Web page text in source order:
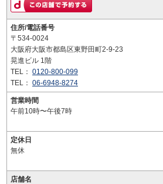
住所/電話番号
〒534-0024
大阪府大阪市都島区東野田町2-9-23
晃進ビル 1階
TEL： 0120-800-099
TEL： 06-6948-8274
営業時間
午前10時〜午後7時
定休日
無休
店舗名